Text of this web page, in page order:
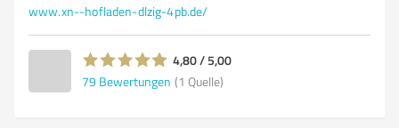
www.xn--hofladen-dlzig-4pb.de/
4,80 / 5,00
79 Bewertungen (1 Quelle)